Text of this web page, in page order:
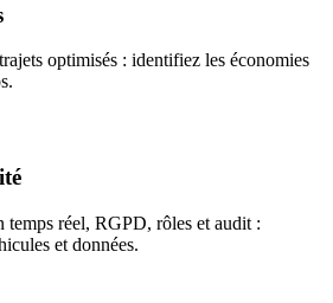
optimisés : identifiez les économies
temps réel, RGPD, rôles et audit :
et données.